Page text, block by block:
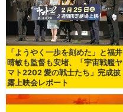
「ようやく一歩を刻めた」と福井
晴敏も監督も安堵、「宇宙戦艦ヤ
マト2202 愛の戦士たち」完成披
露上映会レポート